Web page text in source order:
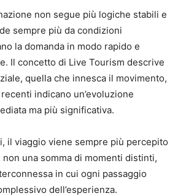
non segue più logiche stabili e
sempre più da condizioni
la domanda in modo rapido e
Il concetto di Live Tourism descrive
quella che innesca il movimento,
indicano un’evoluzione
ma più significativa.
il viaggio viene sempre più percepito
una somma di momenti distinti,
in cui ogni passaggio
dell’esperienza.